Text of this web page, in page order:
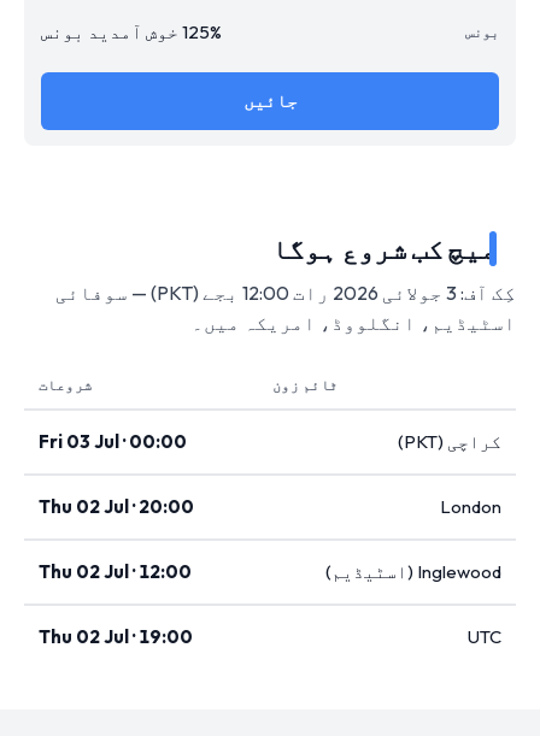
125% خوش آمدید بونس
جائیں
میچ کب شروع ہوگا
کِک آف: 3 جولائی 2026 رات 12:00 بجے (PKT) — سوفائی
اسٹیڈیم، انگلووڈ، امریکہ میں۔
ٹائم زون شروعات
کراچی (PKT) Fri 03 Jul · 00:00
London
Thu 02 Jul · 20:00
Inglewood (اسٹیڈیم) Thu 02 Jul · 12:00
UTC
Thu 02 Jul · 19:00